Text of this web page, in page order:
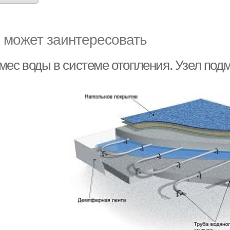
заинтересовать
воды в системе отопления. Узел